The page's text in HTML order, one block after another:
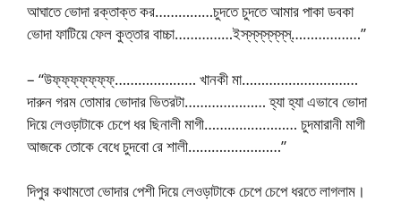
আঘাতে ভোদা রক্তাক্ত কর……………চুদতে চুদতে আমার পাকা ডবকা
ভোদা ফাটিয়ে ফেল কুত্তার বাচ্চা……………ইস্‌স্‌স্‌স্‌স্‌স্‌স্‌………………”
– “উফ্‌ফ্‌ফ্‌ফ্‌ফ্‌ফ্‌ফ্‌………………… খানকী মা…………………………
দারুন গরম তোমার ভোদার ভিতরটা………………… হ্যা হ্যা এভাবে ভোদা
দিয়ে লেওড়াটাকে চেপে ধর ছিনালী মাগী…………………… চুদমারানী মাগী
আজকে তোকে বেধে চুদবো রে শালী……………………”
দিপুর কথামতো ভোদার পেশী দিয়ে লেওড়াটাকে চেপে চেপে ধরতে লাগলাম।